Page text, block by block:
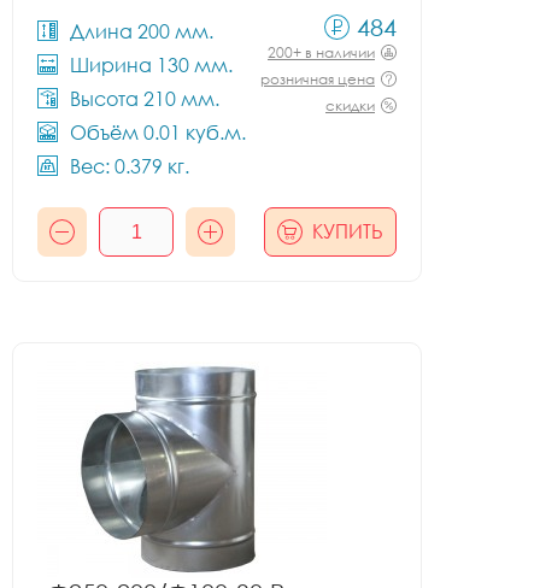
Длина 200 мм.
Ширина 130 мм.
Высота 210 мм.
Объём 0.01 куб.м.
Вес: 0.379 кг.
484
200+ в наличии
розничная цена
скидки
КУПИТЬ